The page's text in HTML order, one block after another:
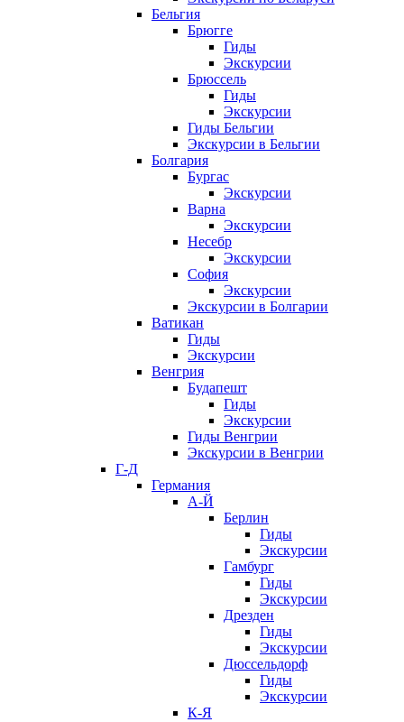
Бельгия
Брюгге
Гиды
Экскурсии
Брюссель
Гиды
Экскурсии
Гиды Бельгии
Экскурсии в Бельгии
Болгария
Бургас
Экскурсии
Варна
Экскурсии
Несебр
Экскурсии
София
Экскурсии
Экскурсии в Болгарии
Ватикан
Гиды
Экскурсии
Венгрия
Будапешт
Гиды
Экскурсии
Гиды Венгрии
Экскурсии в Венгрии
Г-Д
Германия
А-Й
Берлин
Гиды
Экскурсии
Гамбург
Гиды
Экскурсии
Дрезден
Гиды
Экскурсии
Дюссельдорф
Гиды
Экскурсии
К-Я